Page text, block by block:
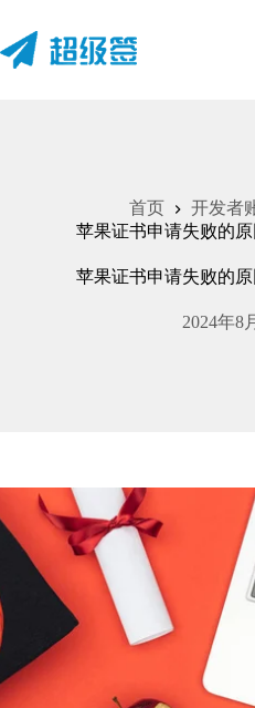
内
首页
开发者
苹果证书申请失败的
苹果证书申请失败的
2024年8